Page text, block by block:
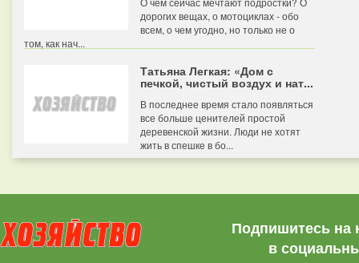
дорогих вещах, о мотоциклах - обо
всем, о чем угодно, но только не о
том, как нач...
Татьяна Легкая: «Дом с
печкой, чистый воздух и нат...
В последнее время стало появляться
все больше ценителей простой
деревенской жизни. Люди не хотят
жить в спешке в бо...
Подпишитесь на
в